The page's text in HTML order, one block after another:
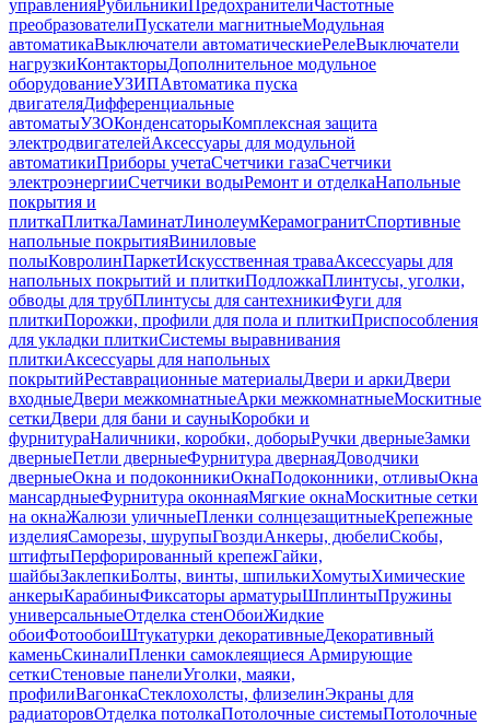
управленияРубильникиПредохранителиЧастотные
преобразователиПускатели магнитныеМодульная
автоматикаВыключатели автоматическиеРелеВыключатели
нагрузкиКонтакторыДополнительное модульное
оборудованиеУЗИПАвтоматика пуска
двигателяДифференциальные
автоматыУЗОКонденсаторыКомплексная защита
электродвигателейАксессуары для модульной
автоматикиПриборы учетаСчетчики газаСчетчики
электроэнергииСчетчики водыРемонт и отделкаНапольные
покрытия и
плиткаПлиткаЛаминатЛинолеумКерамогранитСпортивные
напольные покрытияВиниловые
полыКовролинПаркетИскусственная траваАксессуары для
напольных покрытий и плиткиПодложкаПлинтусы, уголки,
обводы для трубПлинтусы для сантехникиФуги для
плиткиПорожки, профили для пола и плиткиПриспособления
для укладки плиткиСистемы выравнивания
плиткиАксессуары для напольных
покрытийРеставрационные материалыДвери и аркиДвери
входныеДвери межкомнатныеАрки межкомнатныеМоскитные
сеткиДвери для бани и сауныКоробки и
фурнитураНаличники, коробки, доборыРучки дверныеЗамки
дверныеПетли дверныеФурнитура двернаяДоводчики
дверныеОкна и подоконникиОкнаПодоконники, отливыОкна
мансардныеФурнитура оконнаяМягкие окнаМоскитные сетки
на окнаЖалюзи уличныеПленки солнцезащитныеКрепежные
изделияСаморезы, шурупыГвоздиАнкеры, дюбелиСкобы,
штифтыПерфорированный крепежГайки,
шайбыЗаклепкиБолты, винты, шпилькиХомутыХимические
анкерыКарабиныФиксаторы арматурыШплинтыПружины
универсальныеОтделка стенОбоиЖидкие
обоиФотообоиШтукатурки декоративныеДекоративный
каменьСкиналиПленки самоклеящиеся Армирующие
сеткиСтеновые панелиУголки, маяки,
профилиВагонкаСтеклохолсты, флизелинЭкраны для
радиаторовОтделка потолкаПотолочные системыПотолочные